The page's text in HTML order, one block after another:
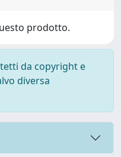
prodotto.
da copyright e
diversa